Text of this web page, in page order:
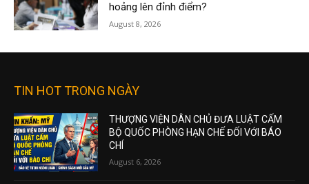
hoảng lên đỉnh điểm?
August 8, 2026
TIN HOT TRONG NGÀY
THƯỢNG VIỆN DÂN CHỦ ĐƯA LUẬT CẤM
BỘ QUỐC PHÒNG HẠN CHẾ ĐỐI VỚI BÁO
CHÍ
August 6, 2026